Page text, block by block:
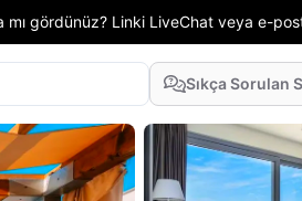
mı gördünüz? Linki LiveChat veya e-
Sıkça Sorulan